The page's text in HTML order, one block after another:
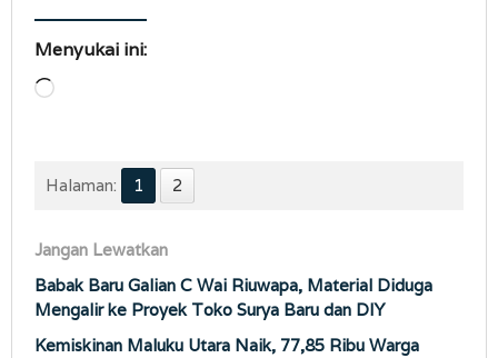
Menyukai ini:
Memuat...
Halaman: 1 2
Jangan Lewatkan
Babak Baru Galian C Wai Riuwapa, Material Diduga
Mengalir ke Proyek Toko Surya Baru dan DIY
Kemiskinan Maluku Utara Naik, 77,85 Ribu Warga